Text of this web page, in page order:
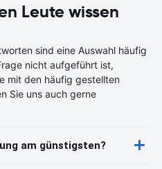
Leute wissen
sind eine Auswahl häufig
nicht aufgeführt ist,
mit den häufig gestellten
Sie uns auch gerne
am günstigsten?